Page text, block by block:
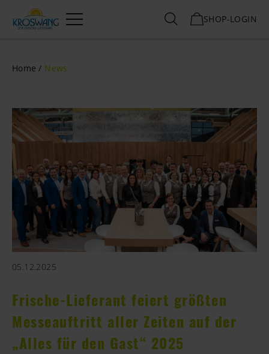
Menü
SHOP-LOGIN
Home News
05.12.2025
Frische-Lieferant feiert größten
Messeauftritt aller Zeiten auf der
„Alles für den Gast“ 2025